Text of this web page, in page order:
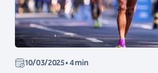
10/03/2025• 4 min